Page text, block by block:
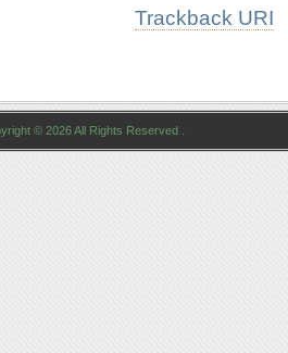
Trackback URI
© 2026 All Rights Reserved .